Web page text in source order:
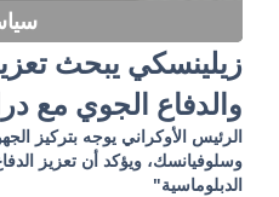
زيلينسكي يبحث
والدفاع الجوي مع
الرئيس الأوكراني يوجه بتركيز
وسلوفيانسك، ويؤكد أن تعزيز
الدبلوماسية"